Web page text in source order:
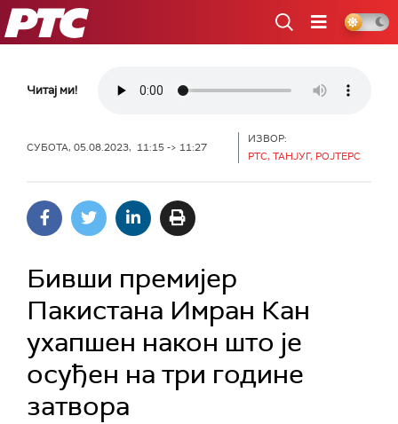
РТС
Читај ми!
СУБОТА, 05.08.2023, 11:15 -> 11:27
ИЗВОР:
РТС, ТАНЈУГ, РОЈТЕРС
Бивши премијер
Пакистана Имран Кан
ухапшен након што је
осуђен на три године
затвора